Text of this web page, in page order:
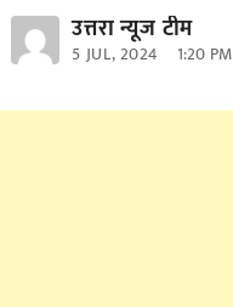
उत्तरा न्यूज टीम
5 JUL, 2024 1:20 PM